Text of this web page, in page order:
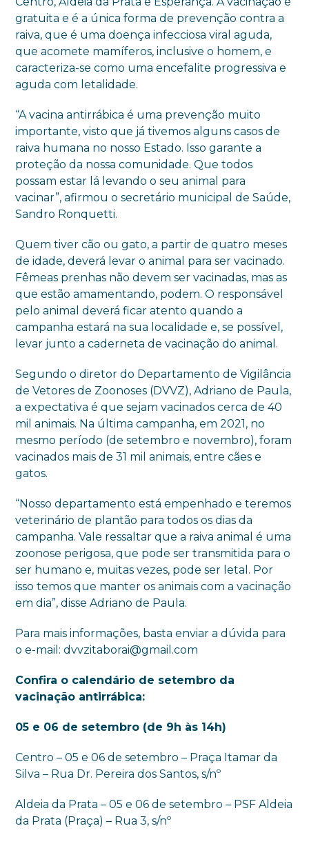
gratuita e é a única forma de prevenção contra a
raiva, que é uma doença infecciosa viral aguda,
que acomete mamíferos, inclusive o homem, e
caracteriza-se como uma encefalite progressiva e
aguda com letalidade.
“A vacina antirrábica é uma prevenção muito
importante, visto que já tivemos alguns casos de
raiva humana no nosso Estado. Isso garante a
proteção da nossa comunidade. Que todos
possam estar lá levando o seu animal para
vacinar”, afirmou o secretário municipal de Saúde,
Sandro Ronquetti.
Quem tiver cão ou gato, a partir de quatro meses
de idade, deverá levar o animal para ser vacinado.
Fêmeas prenhas não devem ser vacinadas, mas as
que estão amamentando, podem. O responsável
pelo animal deverá ficar atento quando a
campanha estará na sua localidade e, se possível,
levar junto a caderneta de vacinação do animal.
Segundo o diretor do Departamento de Vigilância
de Vetores de Zoonoses (DVVZ), Adriano de Paula,
a expectativa é que sejam vacinados cerca de 40
mil animais. Na última campanha, em 2021, no
mesmo período (de setembro e novembro), foram
vacinados mais de 31 mil animais, entre cães e
gatos.
“Nosso departamento está empenhado e teremos
veterinário de plantão para todos os dias da
campanha. Vale ressaltar que a raiva animal é uma
zoonose perigosa, que pode ser transmitida para o
ser humano e, muitas vezes, pode ser letal. Por
isso temos que manter os animais com a vacinação
em dia”, disse Adriano de Paula.
Para mais informações, basta enviar a dúvida para
o e-mail: dvvzitaborai@gmail.com
Confira o calendário de setembro da
vacinação antirrábica:
05 e 06 de setembro (de 9h às 14h)
Centro – 05 e 06 de setembro – Praça Itamar da
Silva – Rua Dr. Pereira dos Santos, s/nº
Aldeia da Prata – 05 e 06 de setembro – PSF Aldeia
da Prata (Praça) – Rua 3, s/nº